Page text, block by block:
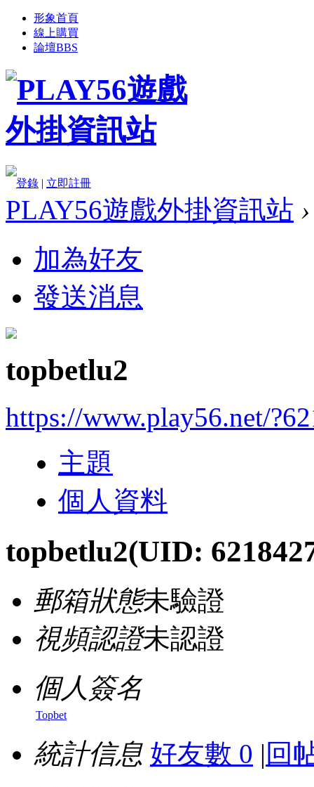
形象首頁
線上購買
論壇BBS
登錄 | 立即註冊
PLAY56遊戲外掛資訊站 ›
加為好友
發送消息
topbetlu2
https://www.play56.net/
主題
個人資料
topbetlu2(UID:
郵箱狀態未驗證
視頻認證未認證
個人簽名
Topbet
統計信息 好友數 0 | 回